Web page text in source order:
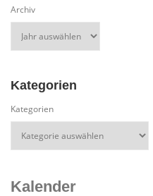
Archiv
Kategorien
Kategorien
Kalender